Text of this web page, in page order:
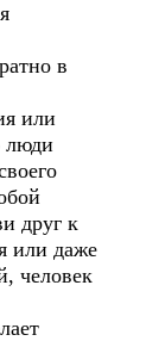
в
или
люди
друг к
или даже
человек